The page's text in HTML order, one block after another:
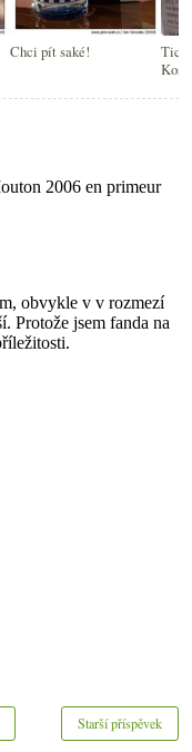
Chci pít saké!
Starší příspěvek